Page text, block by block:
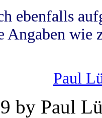
ebenfalls
Angaben wie
Paul
by Paul